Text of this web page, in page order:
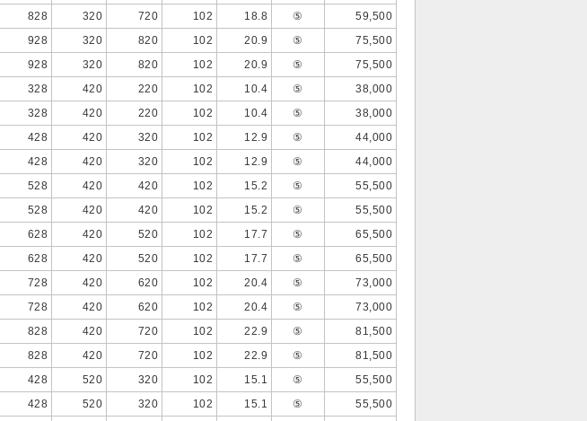
828 320 720 102 18.8 ⑤
59,500
928 320 820 102 20.9 ⑤
75,500
928 320 820 102 20.9 ⑤
75,500
328 420 220 102 10.4 ⑤
38,000
328 420 220 102 10.4 ⑤
38,000
428 420 320 102 12.9 ⑤
44,000
428 420 320 102 12.9 ⑤
44,000
528 420 420 102 15.2 ⑤
55,500
528 420 420 102 15.2 ⑤
55,500
628 420 520 102 17.7 ⑤
65,500
628 420 520 102 17.7 ⑤
65,500
728 420 620 102 20.4 ⑤
73,000
728 420 620 102 20.4 ⑤
73,000
828 420 720 102 22.9 ⑤
81,500
828 420 720 102 22.9 ⑤
81,500
428 520 320 102 15.1 ⑤
55,500
428 520 320 102 15.1 ⑤
55,500